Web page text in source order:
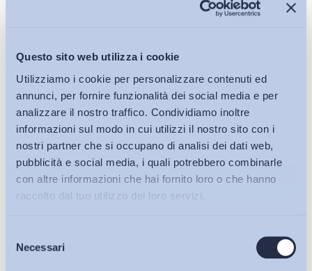
Questo sito web utilizza i cookie
Utilizziamo i cookie per personalizzare contenuti ed
annunci, per fornire funzionalità dei social media e per
analizzare il nostro traffico. Condividiamo inoltre
informazioni sul modo in cui utilizzi il nostro sito con i
nostri partner che si occupano di analisi dei dati web,
pubblicità e social media, i quali potrebbero combinarle
con altre informazioni che hai fornito loro o che hanno
raccolto dal tuo utilizzo dei loro servizi.
delNecessariBollettini ADAPT
Iscriviti alla Newsletter